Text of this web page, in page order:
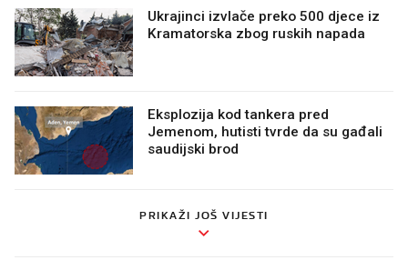
Ukrajinci izvlače preko 500 djece iz
Kramatorska zbog ruskih napada
Eksplozija kod tankera pred
Jemenom, hutisti tvrde da su gađali
saudijski brod
PRIKAŽI JOŠ VIJESTI